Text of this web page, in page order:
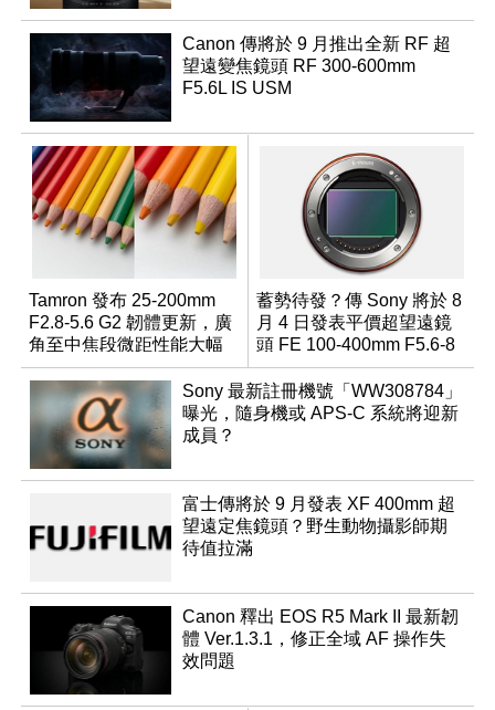
Canon 傳將於 9 月推出全新 RF 超
望遠變焦鏡頭 RF 300-600mm
F5.6L IS USM
Tamron 發布 25-200mm
F2.8-5.6 G2 韌體更新，廣
角至中焦段微距性能大幅
升級
蓄勢待發？傳 Sony 將於 8
月 4 日發表平價超望遠鏡
頭 FE 100-400mm F5.6-8
Sony 最新註冊機號「WW308784」
曝光，隨身機或 APS-C 系統將迎新
成員？
富士傳將於 9 月發表 XF 400mm 超
望遠定焦鏡頭？野生動物攝影師期
待值拉滿
Canon 釋出 EOS R5 Mark II 最新韌
體 Ver.1.3.1，修正全域 AF 操作失
效問題